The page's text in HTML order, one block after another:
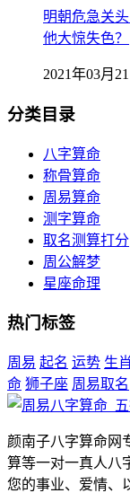
明朝危急关
他大惊失色？
2021年03月21
分类目录
八字算命
称骨算命
周易算命
测字算命
取名测算打分
周公解梦
星座命理
热门标签
周易 起名 运势 生肖
命 狮子座 周易取名
颜南子八字算命网
算等一对一真人八
您的事业、爱情、